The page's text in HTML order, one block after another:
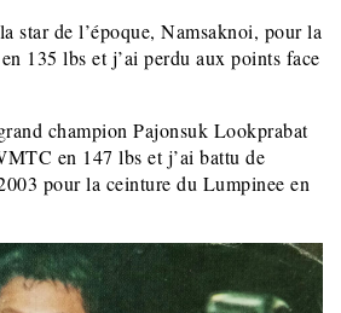
star de l’époque, Namsaknoi, pour la
135 lbs et j’ai perdu aux points face
champion Pajonsuk Lookprabat
en 147 lbs et j’ai battu de
pour la ceinture du Lumpinee en